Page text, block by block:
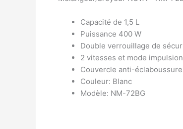
Capacité de 1,5 L
Puissance 400 W
Double verrouillage de
2 vitesses et mode
Couvercle anti-
Couleur: Blanc
Modèle: NM-72BG